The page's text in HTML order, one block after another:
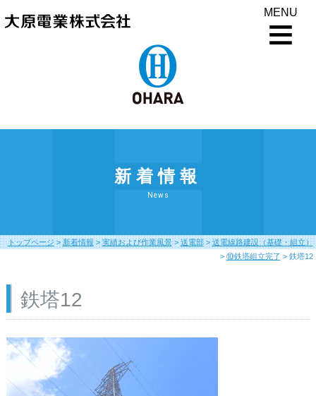
MENU
新着情報
News
トップページ> 新着情報 > 実績および作業風景> 送電部> 送電線路建設（基礎・組立）
> ⑩鉄塔組立完了 > 鉄塔12
鉄塔12